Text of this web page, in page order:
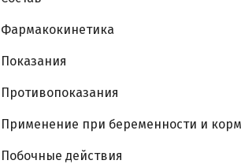
Фармакокинетика
Показания
Противопоказания
Применение при беременности и
Побочные действия